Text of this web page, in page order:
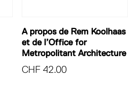
A propos de Rem Koolhaas
et de l’Office for
Metropolitant Architecture
CHF42.00